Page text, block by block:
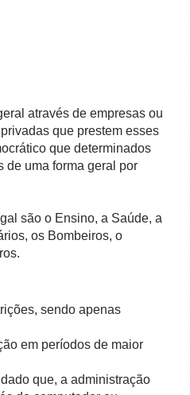
através de empresas ou
que prestem esses
que determinados
de uma forma geral por
são o Ensino, a Saúde, a
os Bombeiros, o
sendo apenas
em períodos de maior
que, a administração